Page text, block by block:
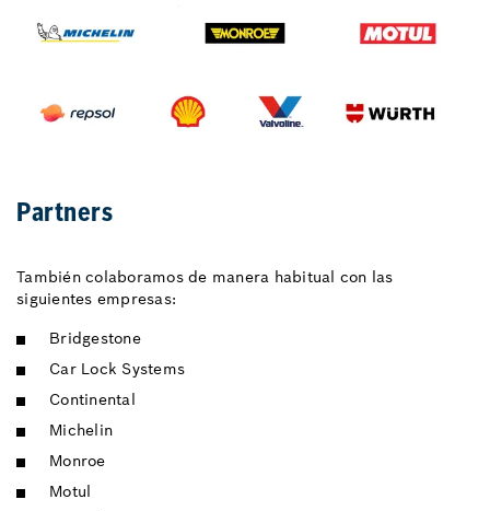
Partners
También colaboramos de manera habitual con las
siguientes empresas:
Bridgestone
Car Lock Systems
Continental
Michelin
Monroe
Motul